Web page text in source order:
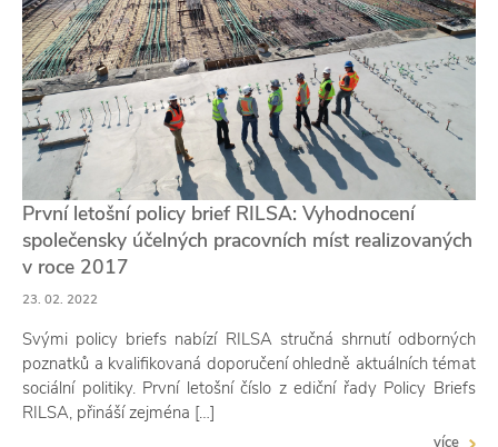
První letošní policy brief RILSA: Vyhodnocení
společensky účelných pracovních míst realizovaných
v roce 2017
23. 02. 2022
Svými policy briefs nabízí RILSA stručná shrnutí odborných
poznatků a kvalifikovaná doporučení ohledně aktuálních témat
sociální politiky. První letošní číslo z ediční řady Policy Briefs
RILSA, přináší zejména […]
více